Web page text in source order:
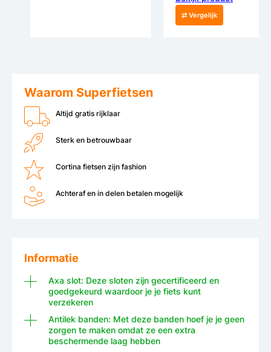
⇄ Vergelijk
Waarom Superfietsen
Altijd gratis rijklaar
Sterk en betrouwbaar
Cortina fietsen zijn fashion
Achteraf en in delen betalen mogelijk
Informatie
Axa slot: Deze sloten zijn gecertificeerd en
goedgekeurd waardoor je je fiets kunt
verzekeren
Antilek banden: Met deze banden hoef je je geen
zorgen te maken omdat ze een extra
beschermende laag hebben